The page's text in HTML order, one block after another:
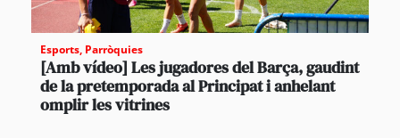
Esports, Parròquies
[Amb vídeo] Les jugadores del Barça, gaudint
de la pretemporada al Principat i anhelant
omplir les vitrines